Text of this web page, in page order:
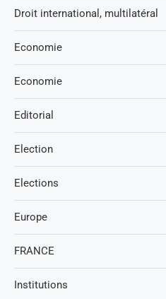
Droit international, multilatéral
Economie
Economie
Editorial
Election
Elections
Europe
FRANCE
Institutions